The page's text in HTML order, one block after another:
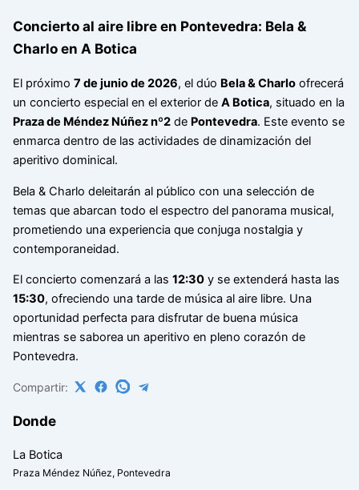
Concierto al aire libre en Pontevedra: Bela &
Charlo en A Botica
El próximo 7 de junio de 2026, el dúo Bela & Charloofrecerá
un concierto especial en el exterior de A Botica, situado en la
Praza de Méndez Núñez nº2de Pontevedra. Este evento se
enmarca dentro de las actividades de dinamización del
aperitivo dominical.
Bela & Charlo deleitarán al público con una selección de
temas que abarcan todo el espectro del panorama musical,
prometiendo una experiencia que conjuga nostalgia y
contemporaneidad.
El concierto comenzará a las 12:30y se extenderá hasta las
15:30, ofreciendo una tarde de música al aire libre. Una
oportunidad perfecta para disfrutar de buena música
mientras se saborea un aperitivo en pleno corazón de
Pontevedra.
Compartir:
Donde
La Botica
Praza Méndez Núñez, Pontevedra